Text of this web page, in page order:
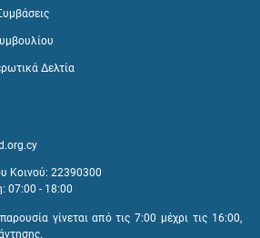
Δελτία
Κοινού: 22390300
07:00 - 18:00
γίνεται από τις 7:00 μέχρι τις 16:00,